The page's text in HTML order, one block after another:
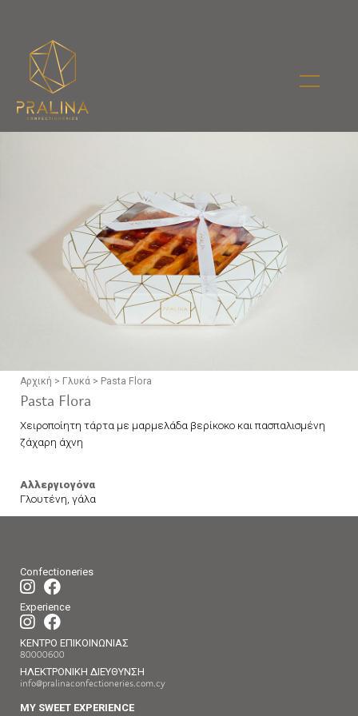
Αρχική > Γλυκά > Pasta Flora
Pasta Flora
Χειροποίητη τάρτα με μαρμελάδα βερίκοκο και πασπαλισμένη
ζάχαρη άχνη
Αλλεργιογόνα
Γλουτένη, γάλα
Confectioneries
Experience
ΚΕΝΤΡΟ ΕΠΙΚΟΙΝΩΝΙΑΣ
80000600
ΗΛΕΚΤΡΟΝΙΚΗ ΔΙΕΥΘΥΝΣΗ
info@pralinaconfectioneries.com.cy
MY SWEET EXPERIENCE